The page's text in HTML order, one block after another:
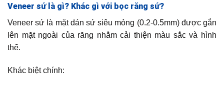
Veneer sứ là gì? Khác gì với bọc răng sứ?
Veneer sứ là mặt dán sứ siêu mỏng (0.2-0.5mm) được gắn
lên mặt ngoài của răng nhằm cải thiện màu sắc và hình
thể.
Khác biệt chính: